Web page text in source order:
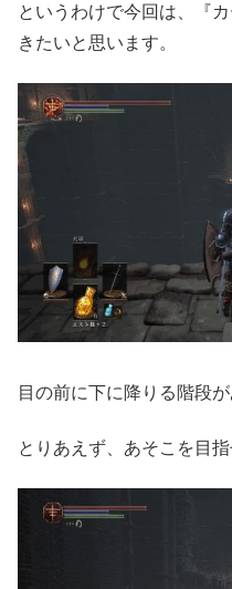
というわけで今回は、『
きたいと思います。
目の前に下に降りる階段が
とりあえず、あそこを目